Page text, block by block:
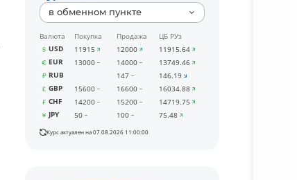
в обменном пункте
Валюта Покупка Продажа
ЦБ РУз
USD
11915 12000
11915.64
EUR
13000 14000
13749.46
RUB
147
146.19
GBP
15600 16600
16034.88
CHF
14200 15200
14719.75
JPY
50 100 75.48
Курс актуален на 07.08.2026 11:00:00